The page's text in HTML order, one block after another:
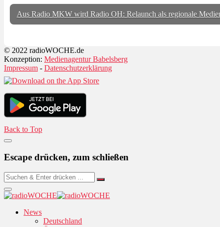
Aus Radio MKW wird Radio OH: Relaunch als regionale
© 2022 radioWOCHE.de
Konzeption: Medienagentur Babelsberg
Impressum - Datenschutzerklärung
Back to Top
Escape drücken, zum schließen
News
Deutschland